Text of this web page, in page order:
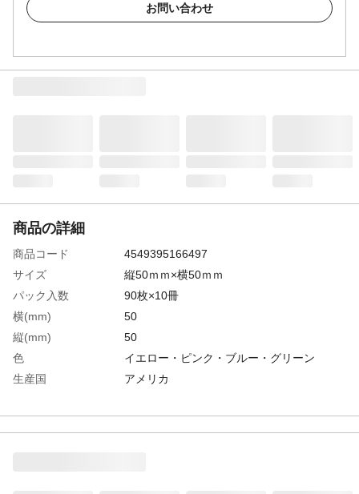
お問い合わせ
商品の詳細
商品コード
4549395166497
サイズ
縦50ｍｍ×横50ｍｍ
パック入数
90枚×10冊
横(mm)
50
縦(mm)
50
色
イエロー・ピンク・ブルー・グリーン
生産国
アメリカ
材質1
ふせん:紙